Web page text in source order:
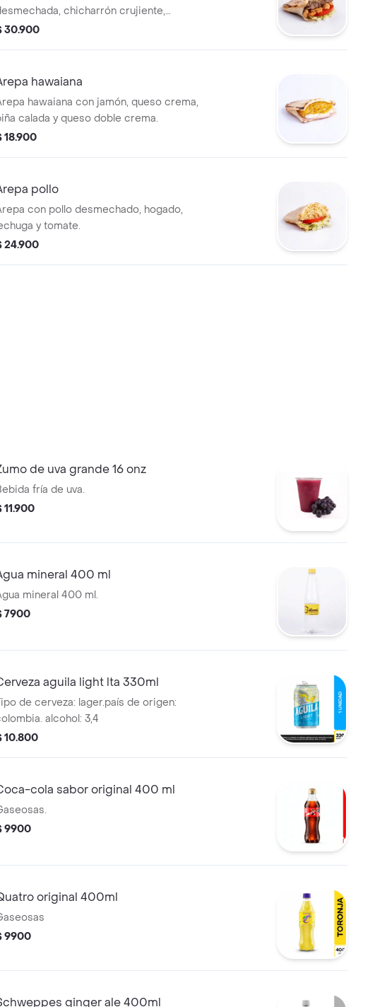
chicharrón crujiente,
y tomate fresco.
30.900
hawaiana
hawaiana con jamón, queso crema,
calada y queso doble crema.
18.900
pollo
con pollo desmechado, hogado,
y tomate.
24.900
de uva grande 16 onz
fría de uva.
11.900
mineral 400 ml
mineral 400 ml.
7900
aguila light lta 330ml
de cerveza: lager.país de origen:
alcohol: 3,4
10.800
cola sabor original 400 ml
9900
original 400ml
9900
ginger ale 400ml